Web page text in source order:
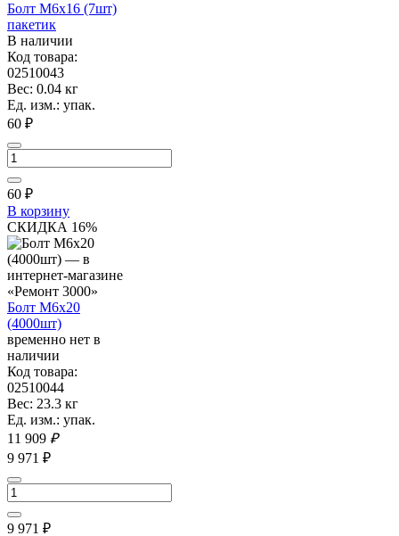
Болт М6х16 (7шт)
пакетик
В наличии
Код товара:
02510043
Вес: 0.04 кг
Ед. изм.: упак.
60 ₽
60 ₽
В корзину
СКИДКА 16%
Болт М6х20
(4000шт)
временно нет в
наличии
Код товара:
02510044
Вес: 23.3 кг
Ед. изм.: упак.
11 909 ₽
9 971 ₽
9 971 ₽